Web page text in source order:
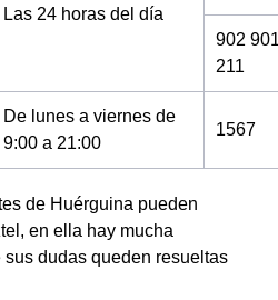
Las 24 horas del día
902
211
De lunes a viernes de
9:00 a 21:00
1567
de Huérguina pueden
en ella hay mucha
dudas queden resueltas